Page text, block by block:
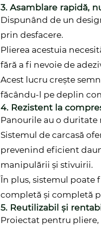
3. Asamblare rapidă,
Dispunând de un
prin desfacere.
Plierea acestuia
fără a fi nevoie de
Acest lucru crește
făcându-l pe deplin
4. Rezistent la
Panourile au o
Sistemul de carcasă
prevenind eficient
manipulării și stivuirii.
În plus, sistemul poate
completă și completă
5. Reutilizabil și
Proiectat pentru pliere,